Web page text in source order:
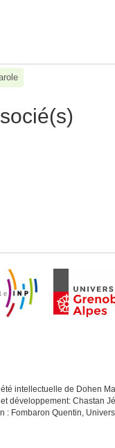
intellectuelle de Dohen
développement: Chastan
: Fombaron Quentin,